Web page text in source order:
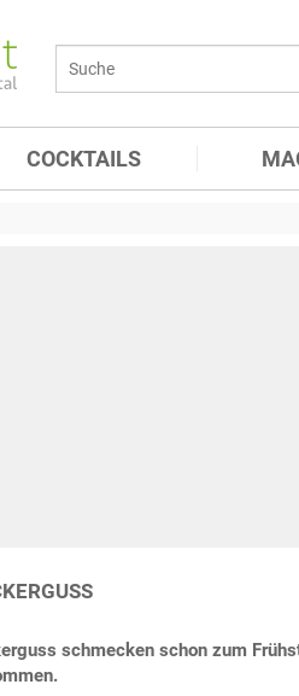
COCKTAILS
schmecken schon zum